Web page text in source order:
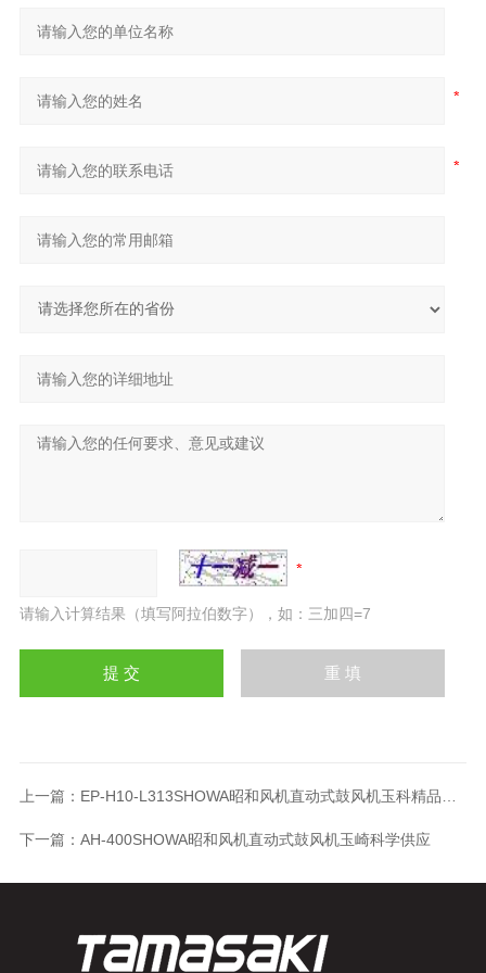
请输入计算结果（填写阿拉伯数字），如：三加四=7
上一篇： EP-H10-L313SHOWA昭和风机直动式鼓风机玉科精品供应
下一篇： AH-400SHOWA昭和风机直动式鼓风机玉崎科学供应